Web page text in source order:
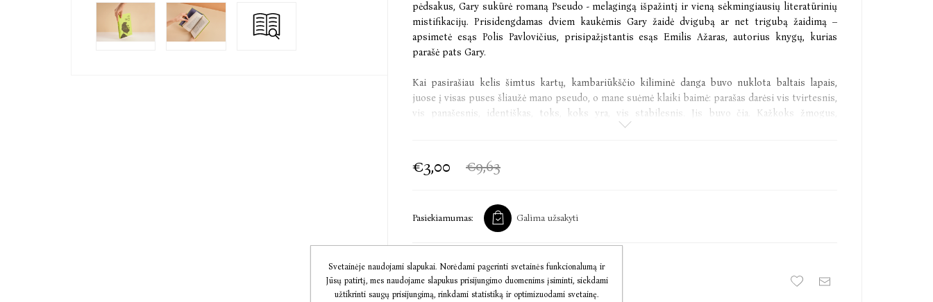
pėdsakus, Gary sukūrė romaną Pseudo - melagingą išpažintį ir vieną sėkmingiausių literatūrinių
mistifikacijų. Prisidengdamas dviem kaukėmis Gary žaidė dvigubą ar net trigubą žaidimą –
apsimetė esąs Polis Pavlovičius, prisipažįstantis esąs Emilis Ažaras, autorius knygų, kurias
parašė pats Gary.
Kai pasirašiau kelis šimtus kartų, kambariūkščio kiliminė danga buvo nuklota baltais lapais,
juose į visas puses šliaužė mano pseudo, o mane suėmė klaiki baimė: parašas darėsi vis tvirtesnis,
vis panašesnis, identiškas, toks, koks yra, vis stabilesnis. Jis buvo čia. Kažkoks žmogus,
tapatybė, spąstai visam gyvenimui, nebuvimo buvimas, negalia, deformacija, sužalojimas pamažu
€3,00 €9,63
Pasiekiamumas: Galima užsakyti
Į KREPŠELĮ
Svetainėje naudojami slapukai. Norėdami pagerinti svetainės funkcionalumą ir
Jūsų patirtį, mes naudojame slapukus prisijungimo duomenims įsiminti, siekdami
užtikrinti saugų prisijungimą, rinkdami statistiką ir optimizuodami svetainę.